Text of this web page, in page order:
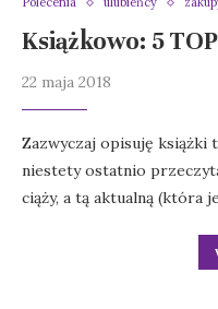
Książkowo: 5
22 maja 2018
Zazwyczaj opisuję książki
niestety ostatnio
ciąży, a tą aktualną (która